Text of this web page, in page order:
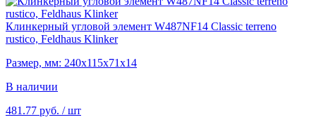
Клинкерный угловой элемент W487NF14 Classic terreno
rustico, Feldhaus Klinker
Размер, мм: 240х115х71х14
В наличии
481.77 руб. / шт